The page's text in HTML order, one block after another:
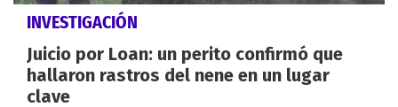
INVESTIGACIÓN
Juicio por Loan: un perito confirmó que
hallaron rastros del nene en un lugar
clave